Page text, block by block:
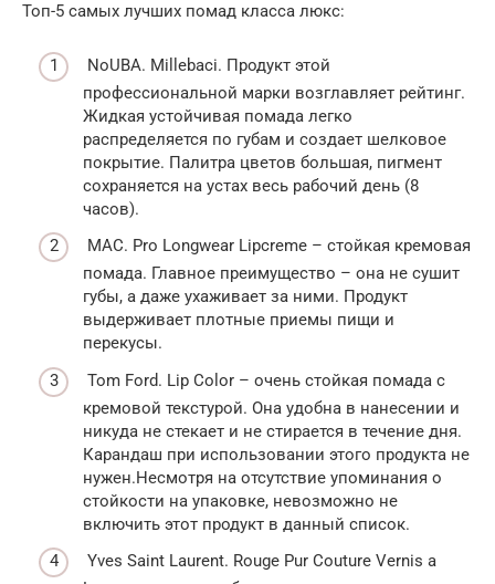
Топ-5 самых лучших помад класса люкс:
NoUBA. Millebaci. Продукт этой
профессиональной марки возглавляет рейтинг.
Жидкая устойчивая помада легко
распределяется по губам и создает шелковое
покрытие. Палитра цветов большая, пигмент
сохраняется на устах весь рабочий день (8
часов).
MAC. Pro Longwear Lipcreme – стойкая кремовая
помада. Главное преимущество – она не сушит
губы, а даже ухаживает за ними. Продукт
выдерживает плотные приемы пищи и
перекусы.
Tom Ford. Lip Color – очень стойкая помада с
кремовой текстурой. Она удобна в нанесении и
никуда не стекает и не стирается в течение дня.
Карандаш при использовании этого продукта не
нужен.Несмотря на отсутствие упоминания о
стойкости на упаковке, невозможно не
включить этот продукт в данный список.
Yves Saint Laurent. Rouge Pur Couture Vernis a